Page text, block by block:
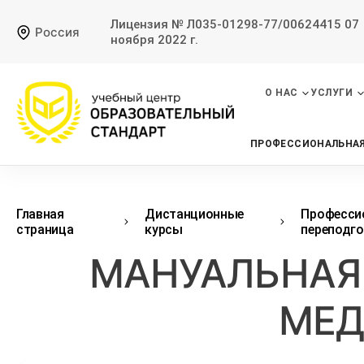
Россия
Лицензия № Л035-01298-77/00624415 07
ноября 2022 г.
О НАС УСЛУГИ
Главная
страница
Дистанционные
курсы